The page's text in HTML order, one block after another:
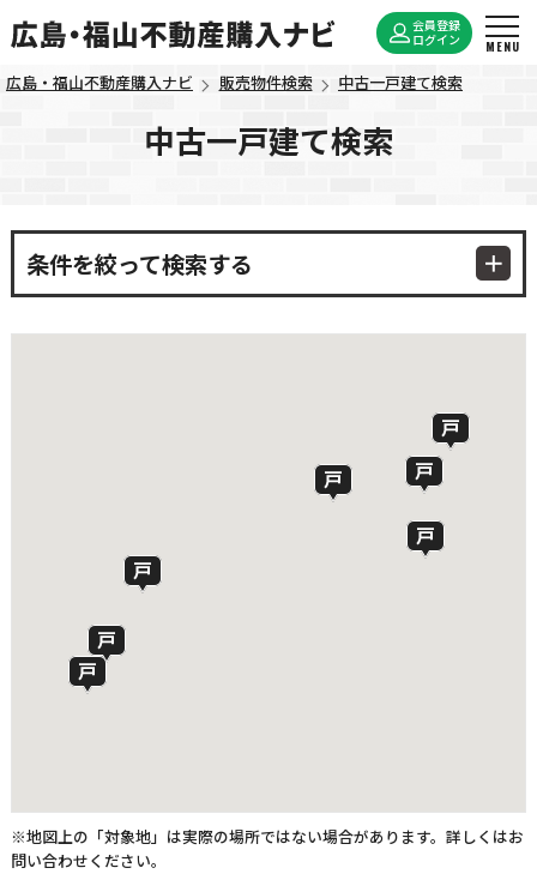
会員登録
ログイン
広島・福山不動産購入ナビ 販売物件検索 中古一戸建て検索
中古一戸建て検索
条件を絞って検索する
※地図上の「対象地」は実際の場所ではない場合があります。詳しくはお
問い合わせください。